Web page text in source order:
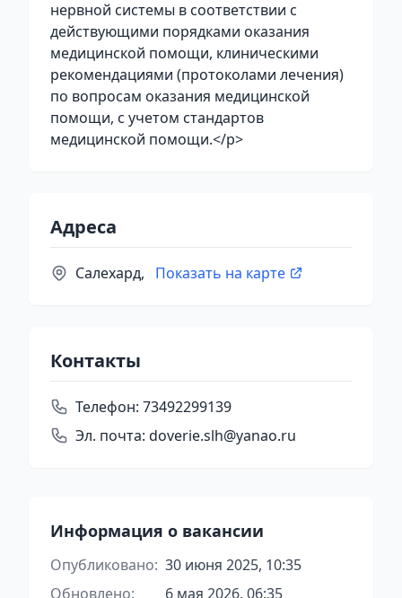
нервной системы в соответствии с
действующими порядками оказания
медицинской помощи, клиническими
рекомендациями (протоколами лечения)
по вопросам оказания медицинской
помощи, с учетом стандартов
медицинской помощи.</p>
Адреса
Салехард, Показать на карте
Контакты
Телефон: 73492299139
Эл. почта: doverie.slh@yanao.ru
Информация о вакансии
Опубликовано: 30 июня 2025, 10:35
Обновлено:
6 мая 2026, 06:35